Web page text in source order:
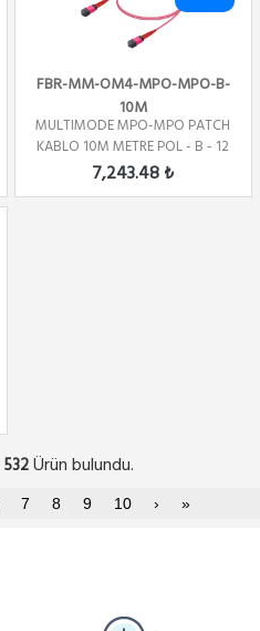
FBR-MM-OM4-MPO-MPO-B-
10M
MULTIMODE MPO-MPO PATCH
KABLO 10M METRE POL - B - 12
CORE
7,243.48 ₺
532Ürün bulundu.
7 8 9 10 › »